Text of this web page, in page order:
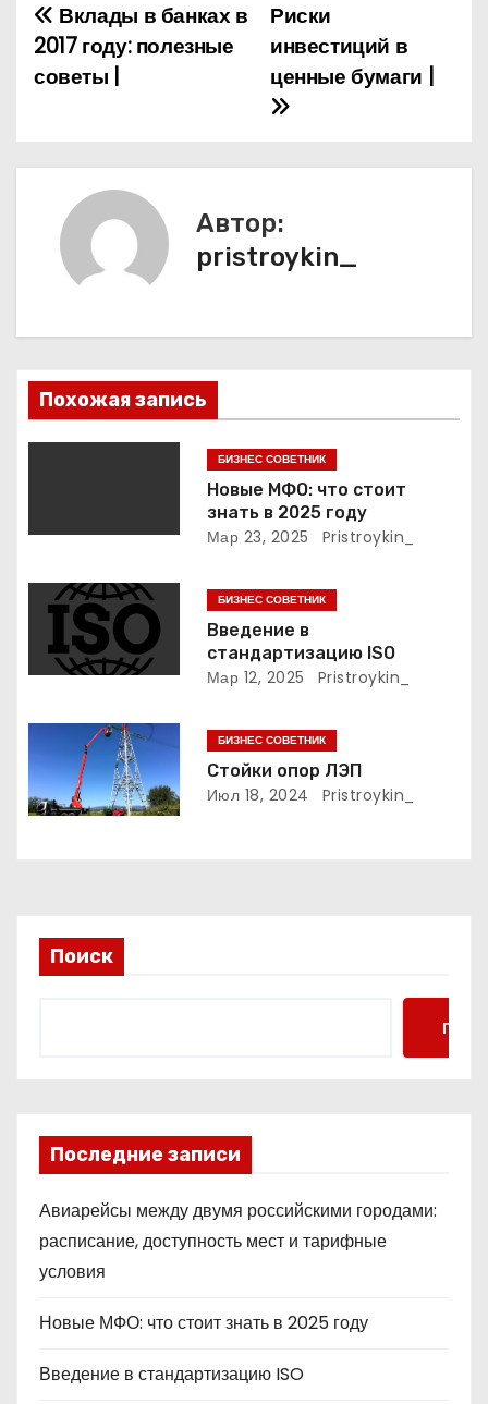
Н
а
и
и
я
п
з
а
п
и
я
м
Риски
инвестиций в
ценные бумаги |
Вклады в банках в
2017 году: полезные
советы |
Автор:
pristroykin_
Похожая запись
БИЗНЕС СОВЕТНИК
Новые МФО: что стоит
знать в 2025 году
Мар 23, 2025 Pristroykin_
БИЗНЕС СОВЕТНИК
Введение в
стандартизацию ISO
Мар 12, 2025 Pristroykin_
БИЗНЕС СОВЕТНИК
Стойки опор ЛЭП
Июл 18, 2024 Pristroykin_
Поиск
Поиск
Последние записи
Авиарейсы между двумя российскими городами:
расписание, доступность мест и тарифные
условия
Новые МФО: что стоит знать в 2025 году
Введение в стандартизацию ISO